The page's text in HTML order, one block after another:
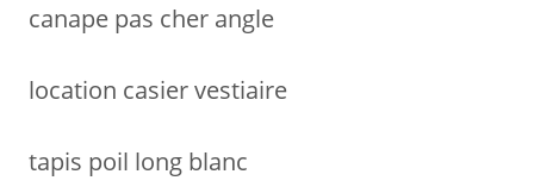
canape pas cher angle
location casier vestiaire
tapis poil long blanc